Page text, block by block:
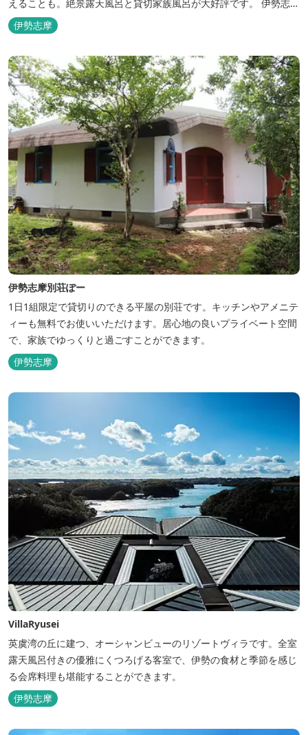
えることも。絶景露天風呂と貸切家族風呂が大好評です。 伊勢志摩
の新鮮な海の幸をふんだんに使った味覚自慢の人情味あふれる温泉
宿です。
伊勢志摩
伊勢志摩別荘ぽー
1日1組限定で貸切りのできる平屋の別荘です。キッチンやアメニテ
ィーも無料でお使いいただけます。居心地の良いプライベート空間
で、家族でゆっくりと過ごすことができます。
伊勢志摩
VillaRyusei
英虞湾の丘に建つ、オーシャンビューのリゾートヴィラです。全室
露天風呂付きの優雅にくつろげる客室で、伊勢の食材と季節を感じ
る会席料理も堪能することができます。
伊勢志摩